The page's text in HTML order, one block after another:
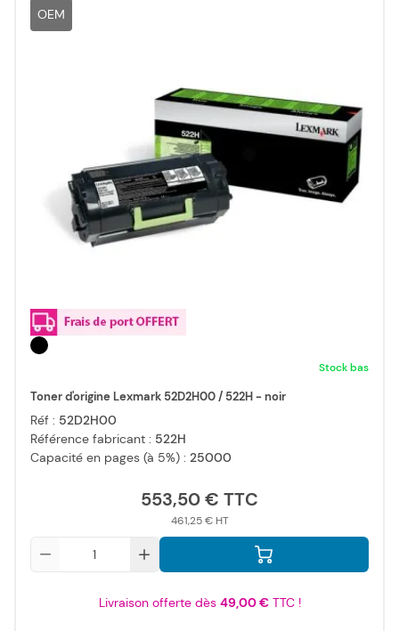
OEM
Stock bas
Toner d'origine Lexmark 52D2H00 / 522H - noir
Réf : 52D2H00
Référence fabricant : 522H
Capacité en pages (à 5%) : 25000
553,50 €
461,25 €
Livraison offerte dès 49,00 €TTC !